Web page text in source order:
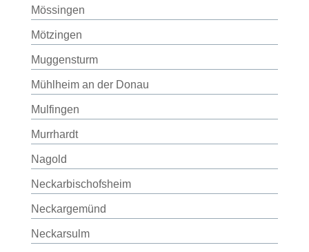
Mössingen
Mötzingen
Muggensturm
Mühlheim an der Donau
Mulfingen
Murrhardt
Nagold
Neckarbischofsheim
Neckargemünd
Neckarsulm